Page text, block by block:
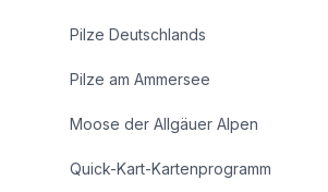
Pilze Deutschlands
Pilze am Ammersee
Moose der Allgäuer Alpen
Quick-Kart-Kartenprogramm